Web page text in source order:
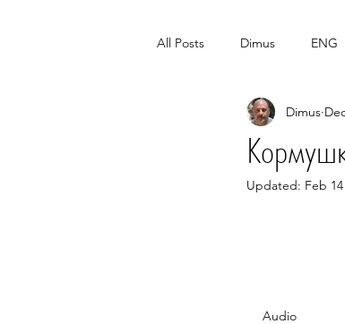
All Posts Dimus ENG
Dimus
Updated: Feb 14
Audio